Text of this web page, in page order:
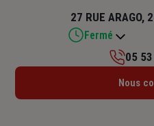
27 RUE ARAGO,
Fermé
Lundi : 09h –
05
Nous